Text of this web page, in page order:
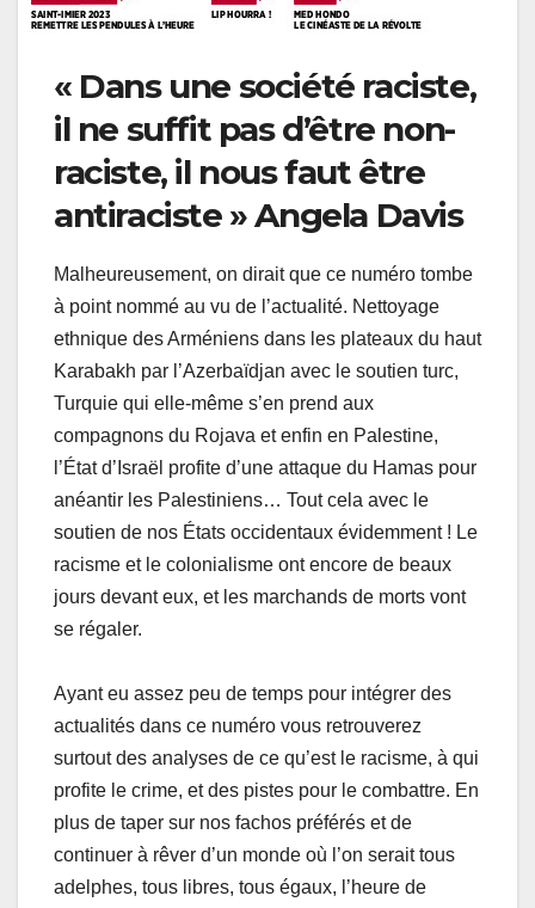
« Dans une société raciste,
il ne suffit pas d’être non-
raciste, il nous faut être
antiraciste » Angela Davis
Malheureusement, on dirait que ce numéro tombe
à point nommé au vu de l’actualité. Nettoyage
ethnique des Arméniens dans les plateaux du haut
Karabakh par l’Azerbaïdjan avec le soutien turc,
Turquie qui elle-même s’en prend aux
compagnons du Rojava et enfin en Palestine,
l’État d’Israël profite d’une attaque du Hamas pour
anéantir les Palestiniens… Tout cela avec le
soutien de nos États occidentaux évidemment ! Le
racisme et le colonialisme ont encore de beaux
jours devant eux, et les marchands de morts vont
se régaler.
Ayant eu assez peu de temps pour intégrer des
actualités dans ce numéro vous retrouverez
surtout des analyses de ce qu’est le racisme, à qui
profite le crime, et des pistes pour le combattre. En
plus de taper sur nos fachos préférés et de
continuer à rêver d’un monde où l’on serait tous
adelphes, tous libres, tous égaux, l’heure de